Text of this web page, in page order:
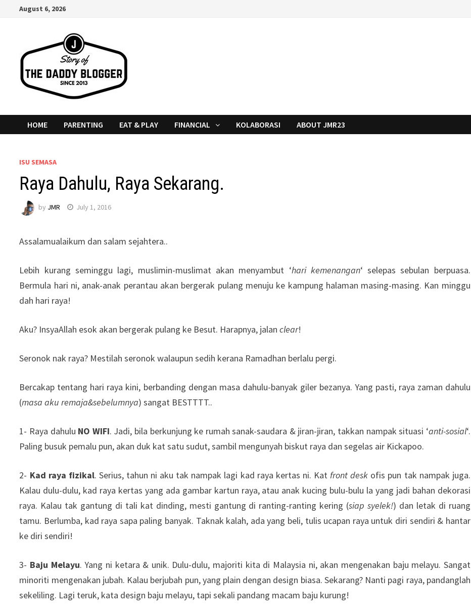
August 6, 2026
HOME PARENTING EAT & PLAY FINANCIAL KOLABORASI ABOUT JMR23
ISU SEMASA
Raya Dahulu, Raya Sekarang.
by JMR July 1, 2016
Assalamualaikum dan salam sejahtera..
Lebih kurang seminggu lagi, muslimin-muslimat akan menyambut ‘hari kemenangan‘ selepas sebulan berpuasa.
Bermula hari ni, anak-anak perantau akan bergerak pulang menuju ke kampung halaman masing-masing. Kan minggu
dah hari raya!
Aku? InsyaAllah esok akan bergerak pulang ke Besut. Harapnya, jalanclear!
Seronok nak raya? Mestilah seronok walaupun sedih kerana Ramadhan berlalu pergi.
Bercakap tentang hari raya kini, berbanding dengan masa dahulu-banyak giler bezanya. Yang pasti, raya zaman dahulu
(masa aku remaja&sebelumnya) sangat BESTTTT..
1- Raya dahulu NO WIFI. Jadi, bila berkunjung ke rumah sanak-saudara & jiran-jiran, takkan nampak situasi ‘anti-sosial‘.
Paling busuk pemalu pun, akan duk kat satu sudut, sambil mengunyah biskut raya dan segelas air Kickapoo.
2- Kad raya fizikal. Serius, tahun ni aku tak nampak lagi kad raya kertas ni. Kat front desk ofis pun tak nampak juga.
Kalau dulu-dulu, kad raya kertas yang ada gambar kartun raya, atau anak kucing bulu-bulu la yang jadi bahan dekorasi
raya. Kalau tak gantung di tali kat dinding, mesti gantung di ranting-ranting kering (siap syelek!) dan letak di ruang
tamu. Berlumba, kad raya sapa paling banyak. Taknak kalah, ada yang beli, tulis ucapan raya untuk diri sendiri & hantar
ke diri sendiri!
3- Baju Melayu. Yang ni ketara & unik. Dulu-dulu, majoriti kita di Malaysia ni, akan mengenakan baju melayu. Sangat
minoriti mengenakan jubah. Kalau berjubah pun, yang plain dengan design biasa. Sekarang? Nanti pagi raya, pandanglah
sekeliling. Lagi teruk, kata design baju melayu, tapi sekali pandang macam baju kurung!